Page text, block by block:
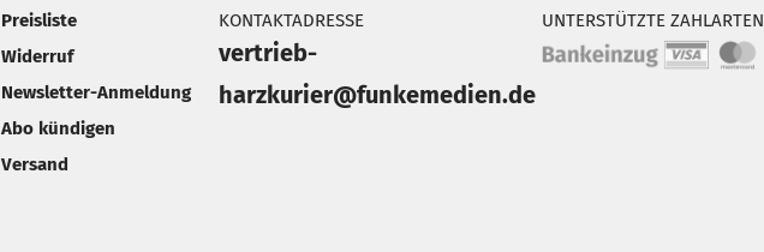
Preisliste
Widerruf
Newsletter-Anmeldung
Abo kündigen
Versand
KONTAKTADRESSE
vertrieb-
harzkurier@funkemedien.de
UNTERSTÜTZTE ZAHLARTEN